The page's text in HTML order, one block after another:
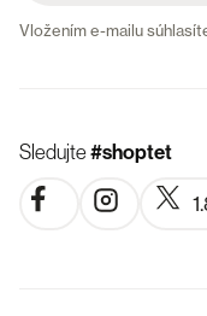
Vložením e-mailu
Sledujte#shoptet